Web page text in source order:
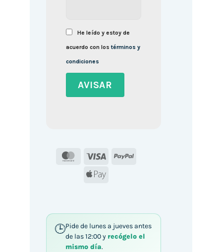
He leído y estoy de
acuerdo con lostérminos y
condiciones
MasterCard
Visa
PayPal
Apple
Pide de lunes a jueves antes
de las 12:00 y recógelo el
mismo día.